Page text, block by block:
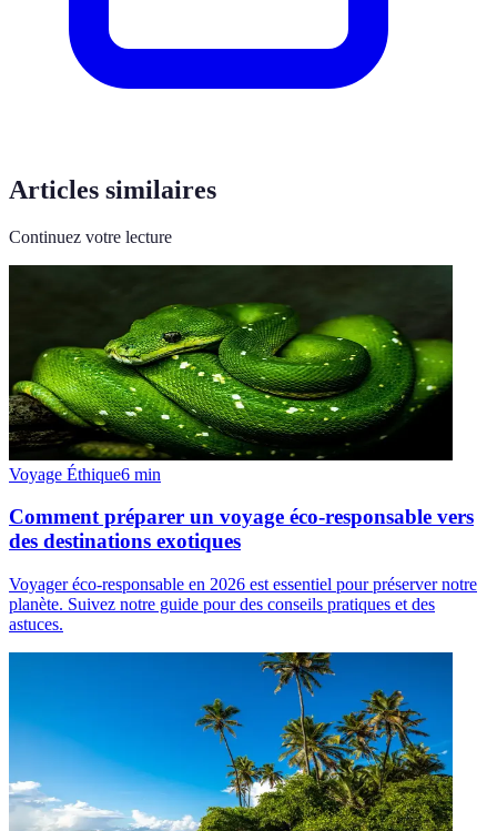
Articles similaires
Continuez votre lecture
Voyage Éthique6 min
Comment préparer un voyage éco-responsable vers
des destinations exotiques
Voyager éco-responsable en 2026 est essentiel pour préserver notre
planète. Suivez notre guide pour des conseils pratiques et des
astuces.